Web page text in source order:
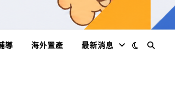
導 海外置產 最新消息